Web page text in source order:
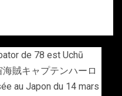
de 78 est Uchū
海賊キャプテンハーロ
au Japon du 14 mars